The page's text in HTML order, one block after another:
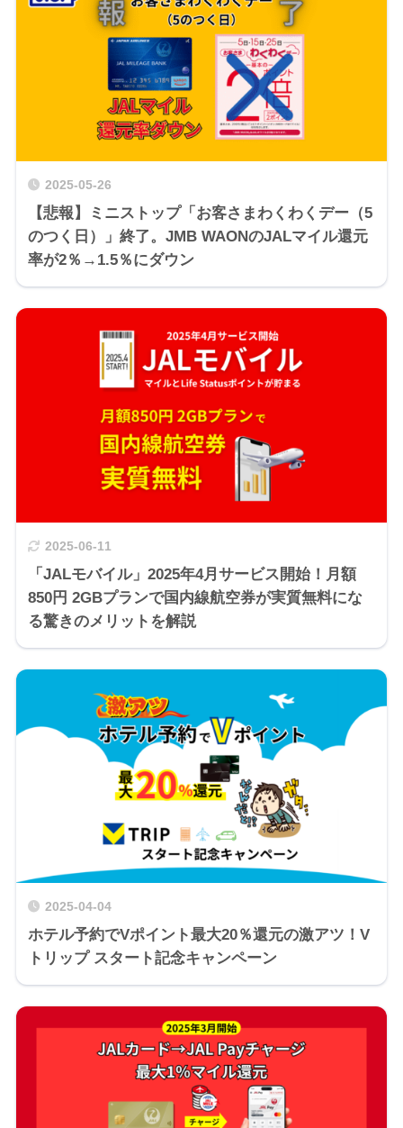
2025-05-26
【悲報】ミニストップ「お客さまわくわくデー（5
のつく日）」終了。JMB WAONのJALマイル還元
率が2％→1.5％にダウン
2025-06-11
「JALモバイル」2025年4月サービス開始！月額
850円 2GBプランで国内線航空券が実質無料にな
る驚きのメリットを解説
2025-04-04
ホテル予約でVポイント最大20％還元の激アツ！V
トリップ スタート記念キャンペーン